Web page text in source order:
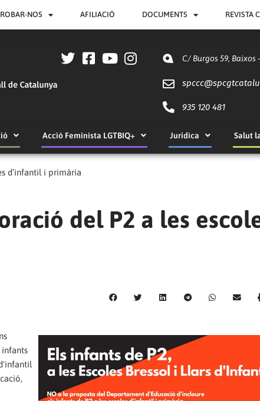
NOS AFILIACIÓ DOCUMENTS REVISTA
C/ Burgos 59, Baixos
spccc@
935 120 481
Acció Feminista LGTBIQ+ Jurídica Salut
d’infantil i primària
del P2 a les